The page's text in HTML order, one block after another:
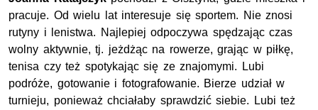
pracuje. Od wielu lat interesuje się sportem. Nie znosi
rutyny i lenistwa. Najlepiej odpoczywa spędzając czas
wolny aktywnie, tj. jeżdżąc na rowerze, grając w piłkę,
tenisa czy też spotykając się ze znajomymi. Lubi
podróże, gotowanie i fotografowanie. Bierze udział w
turnieju, ponieważ chciałaby sprawdzić siebie. Lubi też